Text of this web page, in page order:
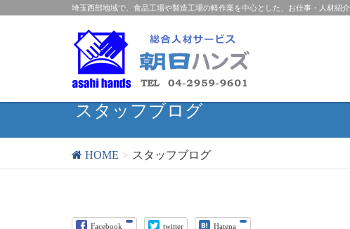
埼玉西部地域で、食品工場や製造工場の軽作業を中心とした、お仕事・人材紹介
スタッフブログ
HOME スタッフブログ
Facebook twitter Hatena